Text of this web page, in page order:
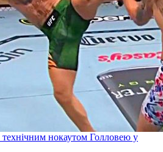
нокаутом Голловею у